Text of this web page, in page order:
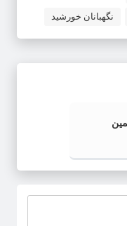
نگهبانان خورشید